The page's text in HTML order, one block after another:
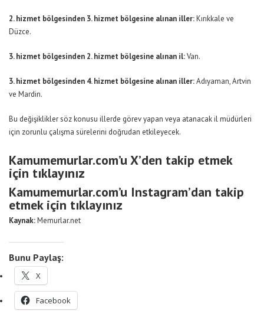
2. hizmet bölgesinden 3. hizmet bölgesine alınan iller:Kırıkkale ve
Düzce.
3. hizmet bölgesinden 2. hizmet bölgesine alınan il:Van.
3. hizmet bölgesinden 4. hizmet bölgesine alınan iller:Adıyaman, Artvin
ve Mardin.
Bu değişiklikler söz konusu illerde görev yapan veya atanacak il müdürleri
için zorunlu çalışma sürelerini doğrudan etkileyecek.
Kamumemurlar.com’u X’den takip etmek
için tıklayınız
Kamumemurlar.com’u Instagram’dan takip
etmek için tıklayınız
Kaynak:Memurlar.net
Bunu Paylaş:
X
Facebook